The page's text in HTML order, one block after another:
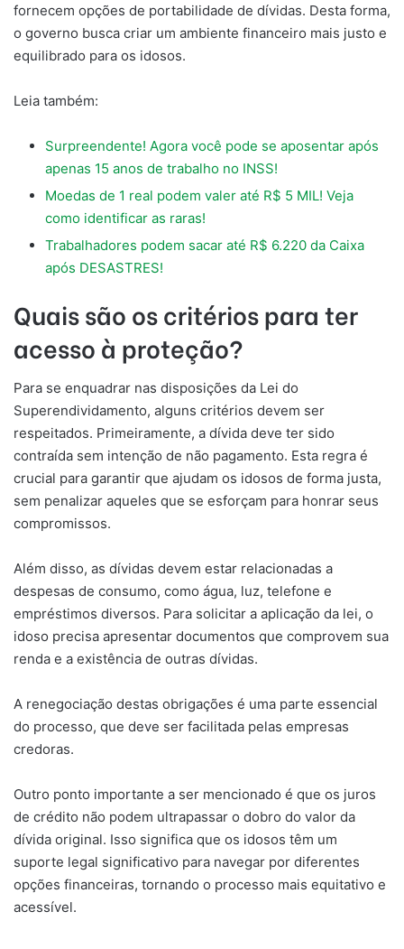
fornecem opções de portabilidade de dívidas. Desta forma,
o governo busca criar um ambiente financeiro mais justo e
equilibrado para os idosos.
Leia também:
Surpreendente! Agora você pode se aposentar após
apenas 15 anos de trabalho no INSS!
Moedas de 1 real podem valer até R$ 5 MIL! Veja
como identificar as raras!
Trabalhadores podem sacar até R$ 6.220 da Caixa
após DESASTRES!
Quais são os critérios para ter
acesso à proteção?
Para se enquadrar nas disposições da Lei do
Superendividamento, alguns critérios devem ser
respeitados. Primeiramente, a dívida deve ter sido
contraída sem intenção de não pagamento. Esta regra é
crucial para garantir que ajudam os idosos de forma justa,
sem penalizar aqueles que se esforçam para honrar seus
compromissos.
Além disso, as dívidas devem estar relacionadas a
despesas de consumo, como água, luz, telefone e
empréstimos diversos. Para solicitar a aplicação da lei, o
idoso precisa apresentar documentos que comprovem sua
renda e a existência de outras dívidas.
A renegociação destas obrigações é uma parte essencial
do processo, que deve ser facilitada pelas empresas
credoras.
Outro ponto importante a ser mencionado é que os juros
de crédito não podem ultrapassar o dobro do valor da
dívida original. Isso significa que os idosos têm um
suporte legal significativo para navegar por diferentes
opções financeiras, tornando o processo mais equitativo e
acessível.